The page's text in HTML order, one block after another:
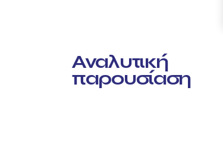
Αναλυτική
παρουσίαση